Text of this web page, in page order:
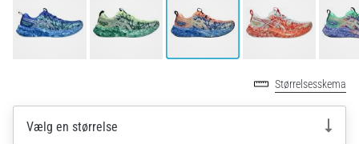
er
amatør
Størrelsesskema
Vælg en størrelse